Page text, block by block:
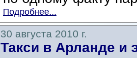
Подробнее...
30 августа 2010 г.
Такси в Арланде и